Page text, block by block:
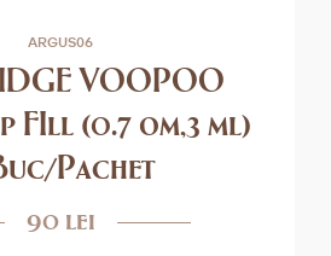
ARGUS06
VOOPOO
FIll (0.7 om,3 ml)
Pachet
90 lei